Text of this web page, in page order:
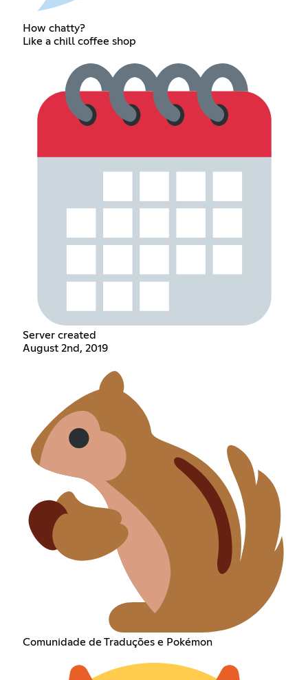
How chatty?
Like a chill coffee shop
Server created
August 2nd, 2019
Comunidade de Traduções e Pokémon